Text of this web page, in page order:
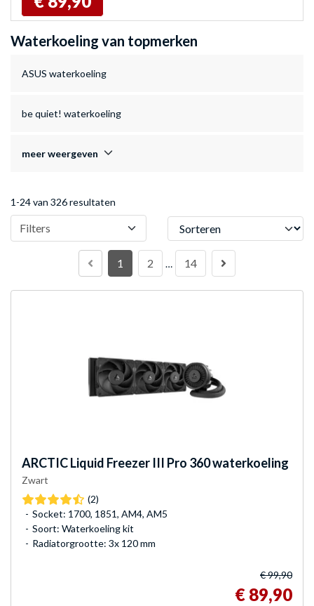
Waterkoeling van topmerken
ASUS waterkoeling
be quiet! waterkoeling
meer weergeven
1-24 van 326 resultaten
Filters Sorteren
1 2 … 14
ARCTICLiquid Freezer III Pro 360 waterkoeling
Zwart
(2)
Socket: 1700, 1851, AM4, AM5
Soort: Waterkoeling kit
Radiatorgrootte: 3x 120 mm
€ 99,90
€ 89,90